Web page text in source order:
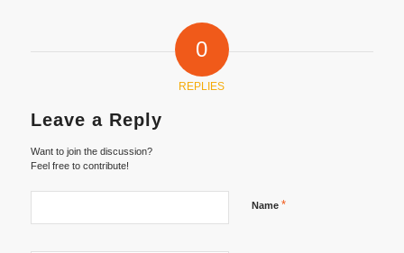
0
REPLIES
Leave a Reply
Want to join the discussion?
Feel free to contribute!
Name *